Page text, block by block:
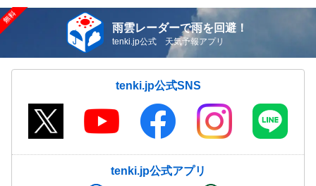
雨雲レーダーで雨を回避！
tenki.jp公式 天気予報アプリ
tenki.jp公式SNS
tenki.jp公式アプリ